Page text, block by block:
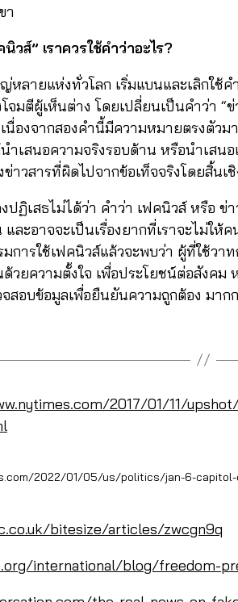
า
วส์” เราควรใช้คำว่าอะไร?
หลายแห่งทั่วโลก เริ่มแบนและเลิกใช้ค
จมตีผู้เห็นต่าง โดยเปลี่ยนเป็นคำว่า “
นื่องจากสองคำนี้มีความหมายตรงตัว
ำเสนอความจริงรอบด้าน หรือนำเสน
าวสารที่ผิดไปจากข้อเท็จจริงโดยสิ้นเชิ
งปฏิเสธไม่ได้ว่า คำว่า เฟคนิวส์ หรือ
ละอาจจะเป็นเรื่องยากที่เราจะไม่ใ
มการใช้เฟคนิวส์แล้วจะพบว่า ผู้ที่ใช้ว
วยความตั้งใจ เพื่อประโยชน์ต่อสังคม
สอบข้อมูลเพื่อยืนยันความถูกต้อง มาก
2017/01/11/
2022/01/05/us/politics/jan-6-capitol-
bitesize/articles/zwcgn9q
international/blog/freedom-